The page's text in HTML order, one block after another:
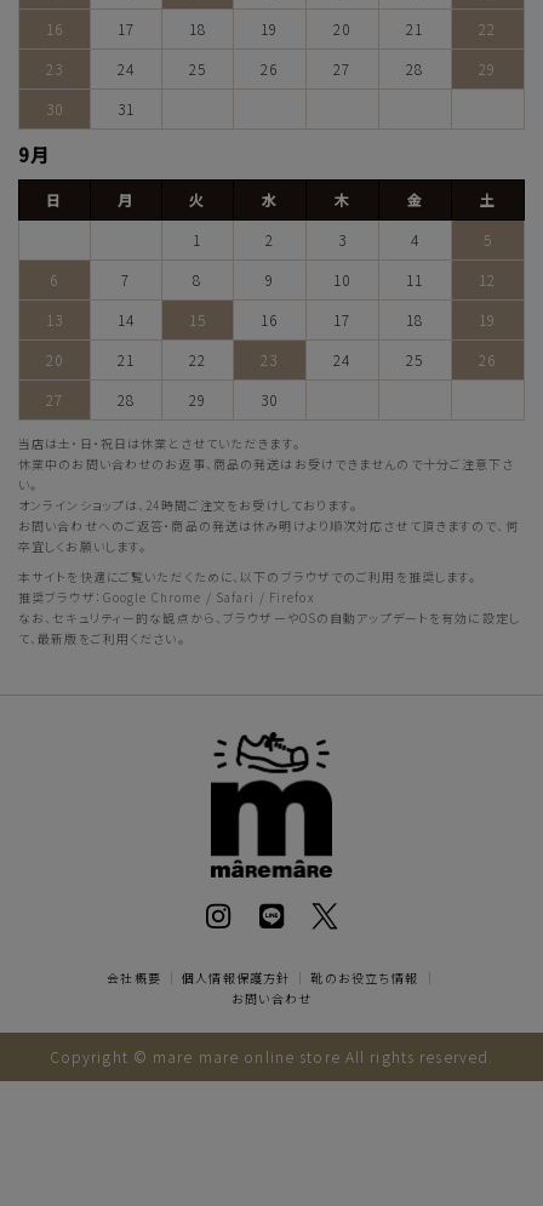
16
17 18 19 20 21
22
23
24 25 26 27 28
29
30
31
9月
日 月 火 水 木 金
土
1
2 3 4
5
6
7 8 9 10 11
12
13
14 15 16 17 18
19
20
21 22 23 24 25
26
27
28 29 30
当店は土・日・祝日は休業とさせていただきます。
休業中のお問い合わせのお返事、商品の発送はお受けできませんので十分ご注意下さ
い。
オンラインショップは、24時間ご注文をお受けしております。
お問い合わせへのご返答・商品の発送は休み明けより順次対応させて頂きますので、何
卒宜しくお願いします。
本サイトを快適にご覧いただくために、以下のブラウザでのご利用を推奨します。
推奨ブラウザ：Google Chrome / Safari / Firefox
なお、セキュリティー的な観点から、ブラウザーやOSの自動アップデートを有効に設定し
て、最新版をご利用ください。
会社概要 ｜個人情報保護方針 ｜靴のお役立ち情報
｜
お問い合わせ
Copyright © mare mare online store All rights reserved.